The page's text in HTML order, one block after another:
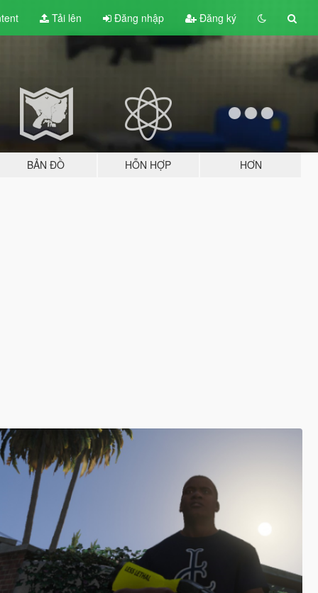
Tải lên Đăng nhập Đăng ký
BẢN ĐỒ HỖN HỢP HƠN